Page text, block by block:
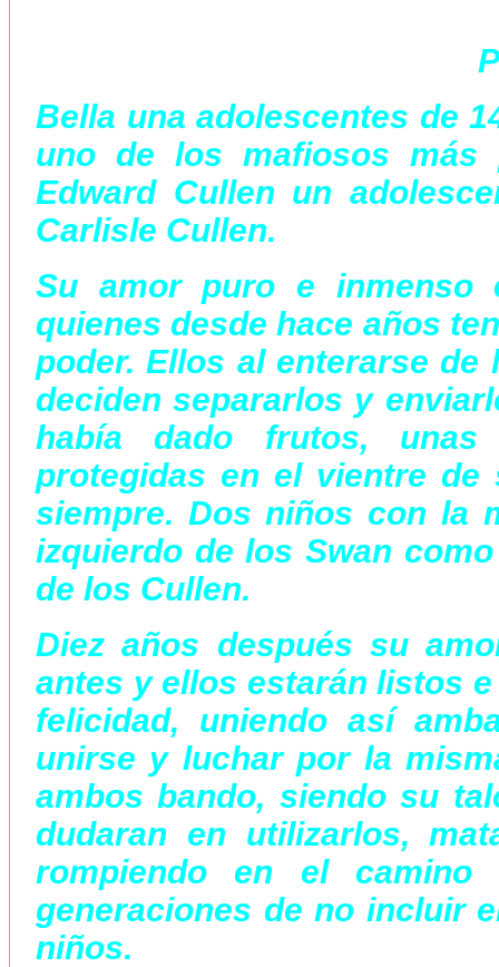
Bella una adolescentes de
uno de los mafiosos más
Edward Cullen un
Carlisle Cullen.
Su amor puro e inmenso
quienes desde hace años
poder. Ellos al enterarse
deciden separarlos y
había dado frutos, unas
protegidas en el vientre
siempre. Dos niños con la
izquierdo de los Swan
de los Cullen.
Diez años después su
antes y ellos estarán listos
felicidad, uniendo así
unirse y luchar por la
ambos bando, siendo su
dudaran en utilizarlos,
rompiendo en el camino
generaciones de no incluir
niños.